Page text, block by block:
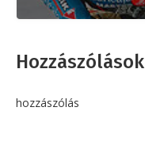
Hozzászólások
hozzászólás